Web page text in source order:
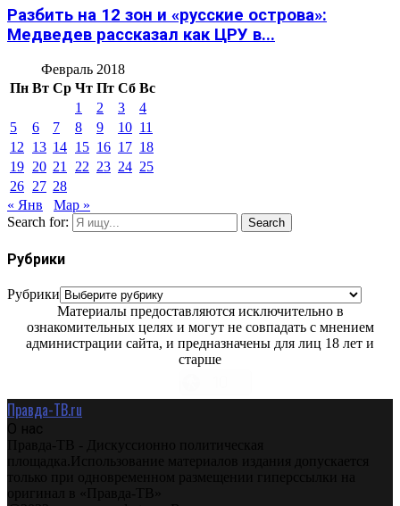
Разбить на 12 зон и «русские острова»:
Медведев рассказал как ЦРУ в...
Февраль 2018
Пн Вт Ср Чт Пт Сб Вс
1
2 3
4
5
6 7 8 9 10 11
12
13 14 15 16 17 18
19 20 21 22 23 24 25
26 27 28
« Янв
Мар »
Search for:
Search
Рубрики
Рубрики
Материалы предоставляются исключительно в
ознакомительных целях и могут не совпадать с мнением
администрации сайта, и предназначены для лиц 18 лет и
старше
Правда-ТВ.ru
О нас
Правда-ТВ - Дискуссионно политическая
площадка.Использование материалов издания допускается
только при одновременном размещении гиперссылки на
оригинал в «Правда-ТВ»